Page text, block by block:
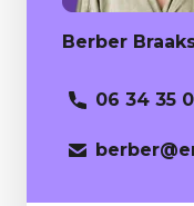
Berber
06 34 35
berber